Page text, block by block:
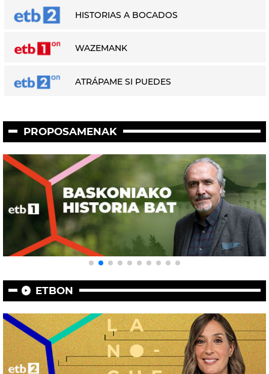
HISTORIAS A BOCADOS
WAZEMANK
ATRÁPAME SI PUEDES
PROPOSAMENAK
ETBON